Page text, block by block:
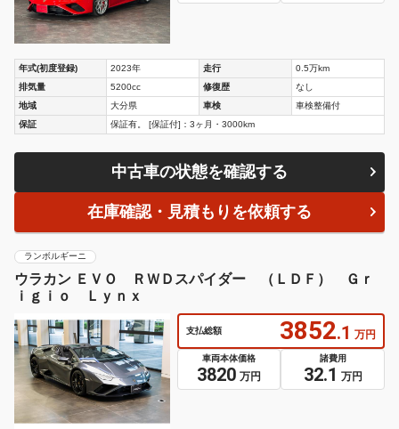
年式(初度登録) 2023年 走行
0.5万km
排気量
5200cc 修復歴
なし
地域
大分県 車検
車検整備付
保証
保証有。 [保証付]：3ヶ月・3000km
中古車の状態を確認する
在庫確認・見積もりを依頼する
ランボルギーニ
ウラカン ＥＶＯ ＲＷＤスパイダー （ＬＤＦ） Ｇｒ
ｉｇｉｏ Ｌｙｎｘ
支払総額 3852.1 万円
車両本体価格
3820 万円
諸費用
32.1 万円